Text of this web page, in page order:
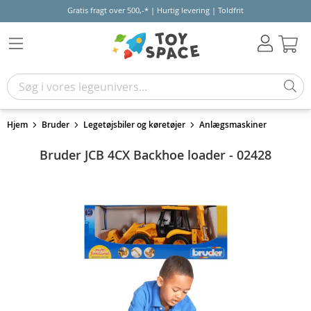
Gratis fragt over 500,-* | Hurtig levering | Toldfrit
Hjem Bruder Legetøjsbiler og køretøjer Anlægsmaskiner
Bruder JCB 4CX Backhoe loader - 02428